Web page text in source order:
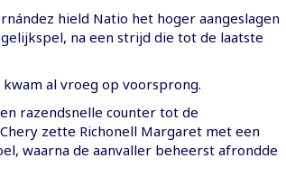
hield Natio het hoger aangeslagen
na een strijd die tot de laatste
al vroeg op voorsprong.
razendsnelle counter tot de
zette Richonell Margaret met een
waarna de aanvaller beheerst afrondde